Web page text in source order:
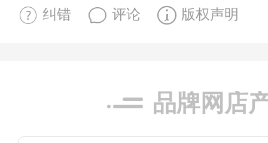
纠错 评论 版权声明
品牌网店